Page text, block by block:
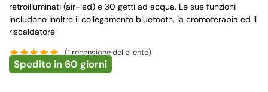
retroilluminati (air-led) e 30 getti ad acqua. Le sue funzioni
includono inoltre il collegamento bluetooth, la cromoterapia ed il
riscaldatore
(1recensione del cliente)
Spedito in 60 giorni